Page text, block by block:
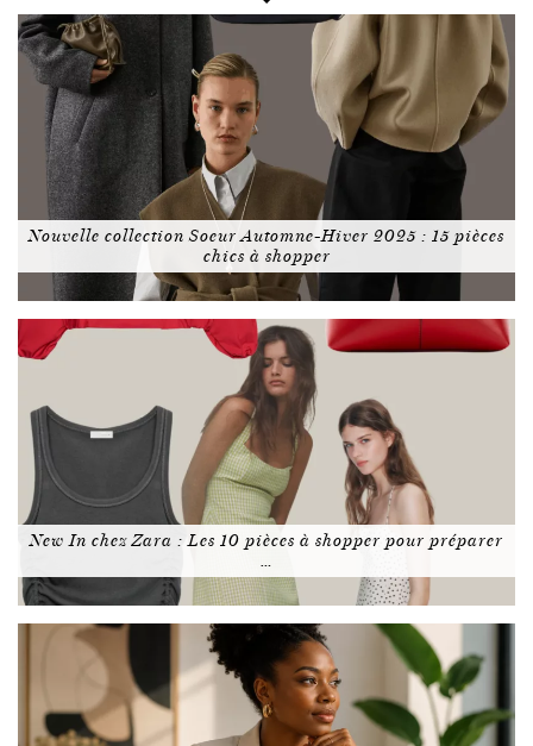
Nouvelle collection Soeur Automne-Hiver 2025 : 15 pièces
chics à shopper
New In chez Zara : Les 10 pièces à shopper pour préparer
…